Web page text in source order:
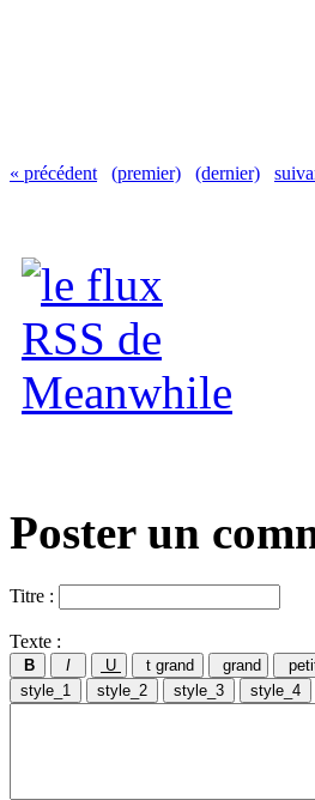
« précédent (premier) (dernier)
Poster un
Titre :
Texte :